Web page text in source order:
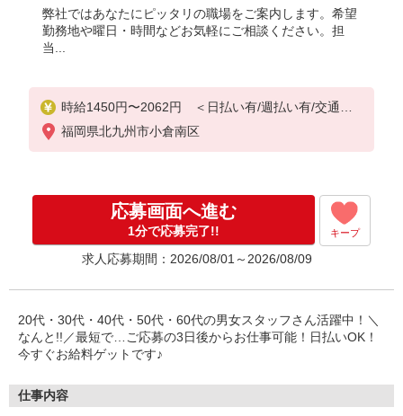
弊社ではあなたにピッタリの職場をご案内します。希望
勤務地や曜日・時間などお気軽にご相談ください。担
当...
時給1450円〜2062円 ＜日払い有/週払い有/交通費
全支給(ガソリン代含む)＞
福岡県北九州市小倉南区
応募画面へ進む
1分で応募完了!! キープ
求人応募期間：2026/08/01～2026/08/09
20代・30代・40代・50代・60代の男女スタッフさん活躍中！＼
なんと!!／最短で…ご応募の3日後からお仕事可能！日払いOK！
今すぐお給料ゲットです♪
仕事内容